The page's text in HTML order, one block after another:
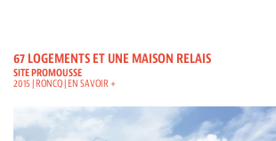
67 LOGEMENTS ET UNE MAISON RELAIS
SITE PROMOUSSE
2015 | RONCQ |EN SAVOIR +